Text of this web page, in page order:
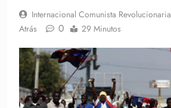
Internacional Comunista Revolucionaria
Atrás
0 29 Minutos